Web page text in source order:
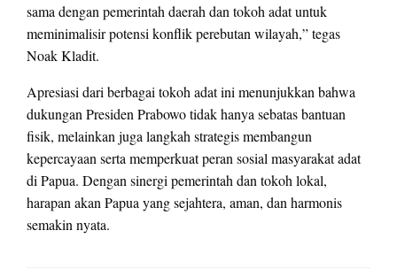
sama dengan pemerintah daerah dan tokoh adat untuk
meminimalisir potensi konflik perebutan wilayah,” tegas
Noak Kladit.
Apresiasi dari berbagai tokoh adat ini menunjukkan bahwa
dukungan Presiden Prabowo tidak hanya sebatas bantuan
fisik, melainkan juga langkah strategis membangun
kepercayaan serta memperkuat peran sosial masyarakat adat
di Papua. Dengan sinergi pemerintah dan tokoh lokal,
harapan akan Papua yang sejahtera, aman, dan harmonis
semakin nyata.